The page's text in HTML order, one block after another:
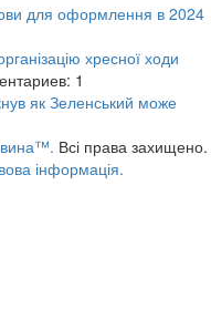
для оформлення в 2024
хресної ходи
1
як Зеленський може
Всі права захищено.
інформація.